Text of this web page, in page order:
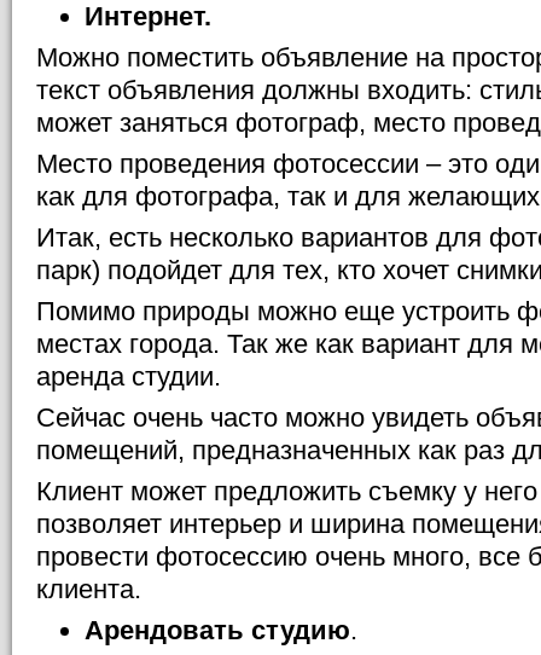
Интернет.
Можно поместить объявление на
текст объявления должны входить:
может заняться фотограф, место
Место проведения фотосессии – это
как для фотографа, так и для
Итак, есть несколько вариантов для
парк) подойдет для тех, кто хочет
Помимо природы можно еще устроить
местах города. Так же как вариант для
аренда студии.
Сейчас очень часто можно увидеть
помещений, предназначенных как раз
Клиент может предложить съемку у
позволяет интерьер и ширина
провести фотосессию очень много, все
клиента.
Арендовать студию.